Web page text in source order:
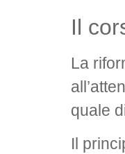
Il
La
quale
Il